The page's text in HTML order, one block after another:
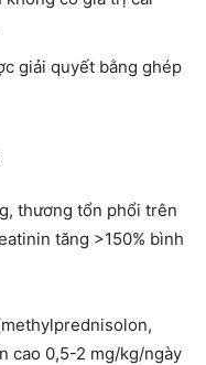
giải quyết bằng ghép
thương tổn phổi trên
tăng >150% bình
cao 0,5-2 mg/kg/ngày